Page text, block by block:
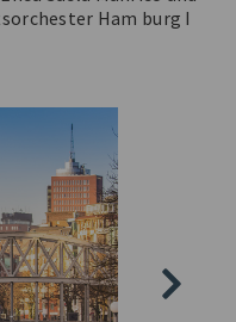
Ham burg I